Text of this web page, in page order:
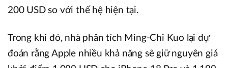
200 USD so với thế hệ hiện tại.
Trong khi đó, nhà phân tích Ming-Chi Kuo lại dự
đoán rằng Apple nhiều khả năng sẽ giữ nguyên giá